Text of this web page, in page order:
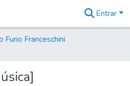
&
Coleções
Digital
Entrar
Furio Franceschini